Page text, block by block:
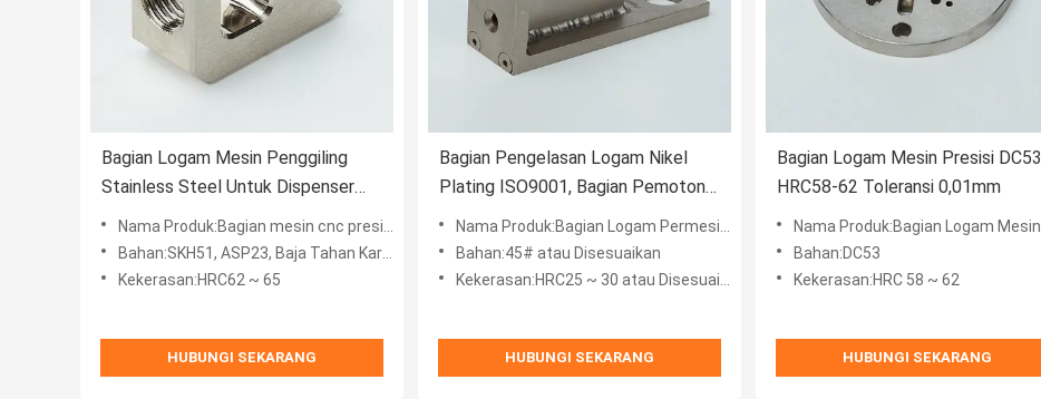
Bagian Logam Mesin Penggiling
Stainless Steel Untuk Dispenser
LemNama Produk:Bagian mesin cnc presisi
Bahan:SKH51, ASP23, Baja Tahan Karat 440C, Disesuaikan
Kekerasan:HRC62 ~ 65
HUBUNGI SEKARANG
Bagian Pengelasan Logam Nikel
Plating ISO9001, Bagian Pemotong
Logam Multifungsi
Nama Produk:Bagian Logam Permesinan- Rakitan Pengelasan
Bahan:45# atau Disesuaikan
Kekerasan:HRC25 ~ 30 atau Disesuaikan
HUBUNGI SEKARANG
Bagian Logam Mesin Presisi DC53
HRC58-62 Toleransi 0,01mm
Nama Produk:Bagian Logam Mesin
Bahan:DC53
Kekerasan:HRC 58 ~ 62
HUBUNGI SEKARANG